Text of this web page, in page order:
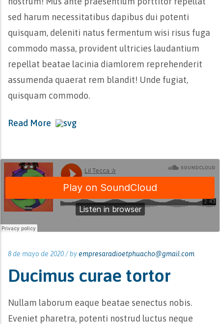
sed harum necessitatibus dapibus dui potenti
quisquam, deleniti natus fermentum wisi risus fuga
commodo massa, provident ultricies laudantium
repellat beatae lacinia diamlorem reprehenderit
assumenda quaerat rem blandit! Unde fugiat,
quisquam commodo.
Read More
8 de mayo de 2020 /byempresaradioetphuacho@gmail.com
Ducimus curae tortor
Nullam laborum eaque beatae senectus nobis.
Eveniet pharetra, potenti nostrud luctus neque